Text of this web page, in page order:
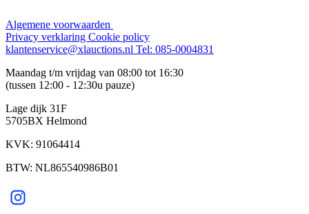
Algemene voorwaarden
Privacy verklaring Cookie policy
klantenservice@xlauctions.nl Tel: 085-0004831
Maandag t/m vrijdag van 08:00 tot 16:30
(tussen 12:00 - 12:30u pauze)
Lage dijk 31F
5705BX Helmond
KVK: 91064414
BTW: NL865540986B01